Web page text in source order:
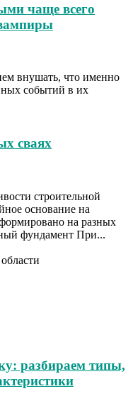
чаще всего
внушать, что именно
событий в их
сваях
строительной
основание на
на разных
фундамент При...
разбираем типы,